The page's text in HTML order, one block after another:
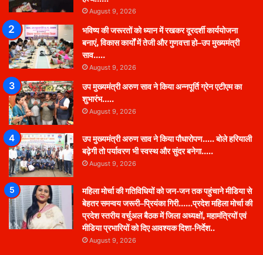
August 9, 2026
भविष्य की जरूरतों को ध्यान में रखकर दूरदर्शी कार्ययोजना
बनाएं, विकास कार्यों में तेजी और गुणवत्ता हो–उप मुख्यमंत्री
साव…..
August 9, 2026
उप मुख्यमंत्री अरुण साव ने किया अन्नपूर्ति ग्रेन एटीएम का
शुभारंभ…..
August 9, 2026
उप मुख्यमंत्री अरुण साव ने किया पौधारोपण….. बोले हरियाली
बढ़ेगी तो पर्यावरण भी स्वस्थ और सुंदर बनेगा…..
August 9, 2026
महिला मोर्चा की गतिविधियों को जन-जन तक पहुंचाने मीडिया से
बेहतर समन्वय जरूरी–प्रियंका गिरी……प्रदेश महिला मोर्चा की
प्रदेश स्तरीय वर्चुअल बैठक में जिला अध्यक्षों, महामंत्रियों एवं
मीडिया प्रभारियों को दिए आवश्यक दिशा-निर्देश..
August 9, 2026